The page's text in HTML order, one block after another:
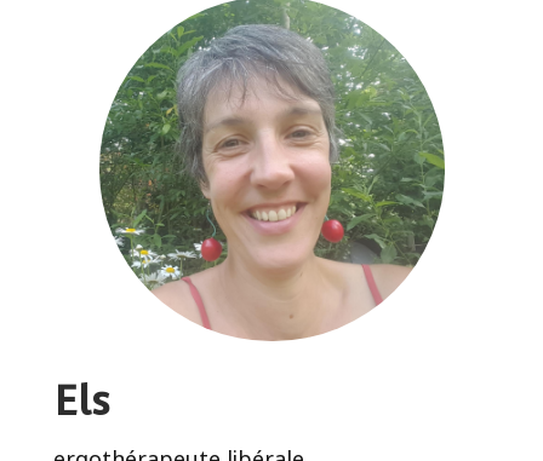
Els